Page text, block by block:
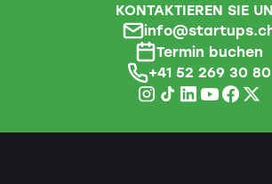
KONTAKTIEREN SIE
Termin buchen
+41 52 269 30 80